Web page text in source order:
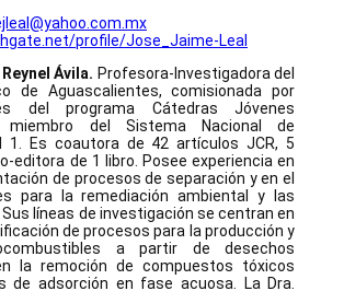
profile/Jose_Jaime-Leal
Ávila. Profesora-Investigadora del
de Aguascalientes, comisionada por
del programa Cátedras Jóvenes
miembro del Sistema Nacional de
1. Es coautora de 42 artículos JCR, 5
editora de 1 libro. Posee experiencia en
de procesos de separación y en el
para la remediación ambiental y las
líneas de investigación se centran en
de procesos para la producción y
a partir de desechos
la remoción de compuestos tóxicos
de adsorción en fase acuosa. La Dra.